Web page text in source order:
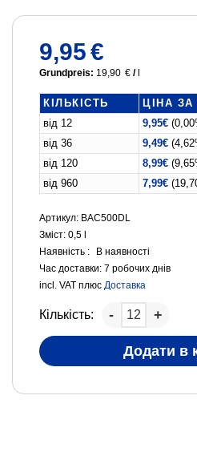
9,95€
Grundpreis: 19,90 € /
КІЛЬКІСТЬ
ЦІНА
від 12
9,95€
від 36
9,49€
від 120
8,99€
від 960
7,99€
Артикул: BAC500DL
Зміст: 0,5
Наявність :
В наявності
Час доставки:7 робочих днів
incl. VAT плюсДоставка
Кількість:
Додати в